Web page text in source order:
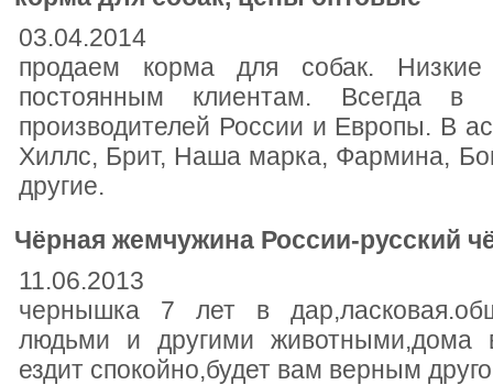
03.04.2014
продаем корма для собак.
постоянным клиентам. Всегда
производителей России и Европы. В
Хиллс, Брит, Наша марка, Фармина,
другие.
Чёрная жемчужина России-русский
11.06.2013
чернышка 7 лет в
людьми и другими животными,дома
ездит спокойно,будет вам верным